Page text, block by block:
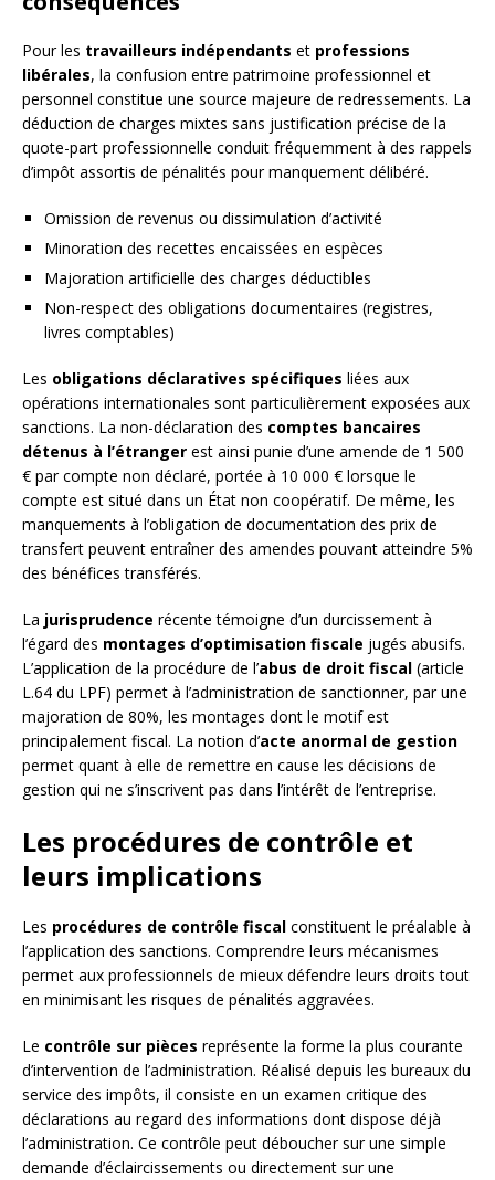
Pour les travailleurs indépendants et professions
libérales, la confusion entre patrimoine professionnel et
personnel constitue une source majeure de redressements. La
déduction de charges mixtes sans justification précise de la
quote-part professionnelle conduit fréquemment à des rappels
d’impôt assortis de pénalités pour manquement délibéré.
Omission de revenus ou dissimulation d’activité
Minoration des recettes encaissées en espèces
Majoration artificielle des charges déductibles
Non-respect des obligations documentaires (registres,
livres comptables)
Les obligations déclaratives spécifiques liées aux
opérations internationales sont particulièrement exposées aux
sanctions. La non-déclaration des comptes bancaires
détenus à l’étranger est ainsi punie d’une amende de 1 500
€ par compte non déclaré, portée à 10 000 € lorsque le
compte est situé dans un État non coopératif. De même, les
manquements à l’obligation de documentation des prix de
transfert peuvent entraîner des amendes pouvant atteindre 5%
des bénéfices transférés.
La jurisprudence récente témoigne d’un durcissement à
l’égard des montages d’optimisation fiscale jugés abusifs.
L’application de la procédure de l’abus de droit fiscal (article
L.64 du LPF) permet à l’administration de sanctionner, par une
majoration de 80%, les montages dont le motif est
principalement fiscal. La notion d’acte anormal de gestion
permet quant à elle de remettre en cause les décisions de
gestion qui ne s’inscrivent pas dans l’intérêt de l’entreprise.
Les procédures de contrôle et
leurs implications
Les procédures de contrôle fiscal constituent le préalable à
l’application des sanctions. Comprendre leurs mécanismes
permet aux professionnels de mieux défendre leurs droits tout
en minimisant les risques de pénalités aggravées.
Le contrôle sur pièces représente la forme la plus courante
d’intervention de l’administration. Réalisé depuis les bureaux du
service des impôts, il consiste en un examen critique des
déclarations au regard des informations dont dispose déjà
l’administration. Ce contrôle peut déboucher sur une simple
demande d’éclaircissements ou directement sur une